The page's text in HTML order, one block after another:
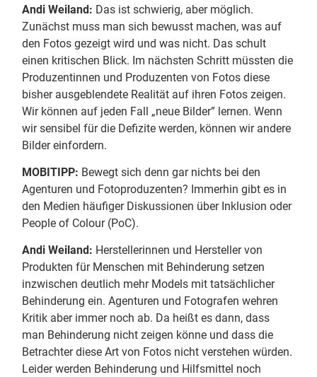
Andi Weiland: Das ist schwierig, aber möglich.
Zunächst muss man sich bewusst machen, was auf
den Fotos gezeigt wird und was nicht. Das schult
einen kritischen Blick. Im nächsten Schritt müssten die
Produzentinnen und Produzenten von Fotos diese
bisher ausgeblendete Realität auf ihren Fotos zeigen.
Wir können auf jeden Fall „neue Bilder” lernen. Wenn
wir sensibel für die Defizite werden, können wir andere
Bilder einfordern.
MOBITIPP: Bewegt sich denn gar nichts bei den
Agenturen und Fotoproduzenten? Immerhin gibt es in
den Medien häufiger Diskussionen über Inklusion oder
People of Colour (PoC).
Andi Weiland: Herstellerinnen und Hersteller von
Produkten für Menschen mit Behinderung setzen
inzwischen deutlich mehr Models mit tatsächlicher
Behinderung ein. Agenturen und Fotografen wehren
Kritik aber immer noch ab. Da heißt es dann, dass
man Behinderung nicht zeigen könne und dass die
Betrachter diese Art von Fotos nicht verstehen würden.
Leider werden Behinderung und Hilfsmittel noch